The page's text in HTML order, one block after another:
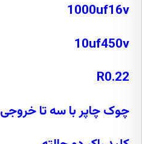
1000uf16v
10uf450v
R0.22
چوک چاپر با سه تا خروجی 5 -15-20 ولت